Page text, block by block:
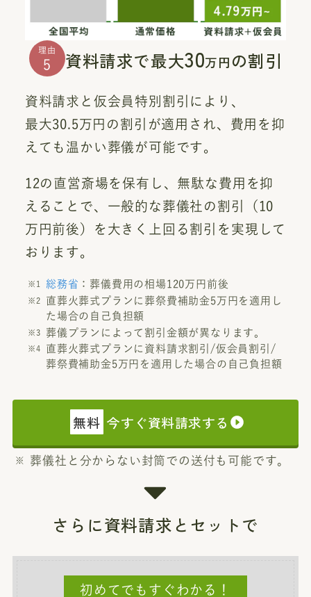
理由
5 資料請求で最大30万円 の割引
資料請求と仮会員特別割引により、
最大30.5万円の割引が適用され、費用を抑
えても温かい葬儀が可能です。
12の直営斎場を保有し、無駄な費用を抑
えることで、一般的な葬儀社の割引（10
万円前後）を大きく上回る割引を実現して
おります。
総務省 ：葬儀費用の相場120万円前後
直葬火葬式プランに葬祭費補助金5万円を適用し
た場合の自己負担額
葬儀プランによって割引金額が異なります。
直葬火葬式プランに資料請求割引/仮会員割引/
葬祭費補助金5万円を適用した場合の自己負担額
無料 今すぐ資料請求する
葬儀社と分からない封筒での送付も可能です。
さらに資料請求とセットで
初めてでもすぐわかる！